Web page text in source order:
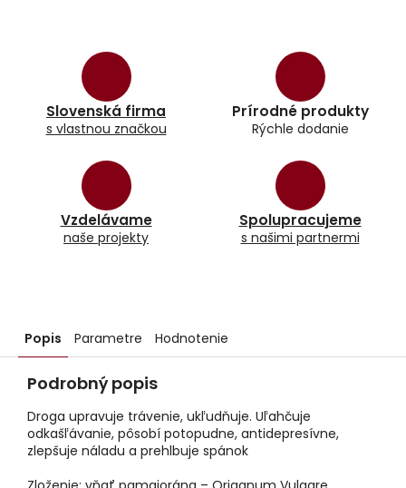
Slovenská firma
s vlastnou značkou
Prírodné produkty
Rýchle dodanie
Vzdelávame
naše projekty
Spolupracujeme
s našimi partnermi
Popis Parametre Hodnotenie
Podrobný popis
Droga upravuje trávenie, ukľudňuje. Uľahčuje
odkašľávanie, pôsobí potopudne, antidepresívne,
zlepšuje náladu a prehlbuje spánok